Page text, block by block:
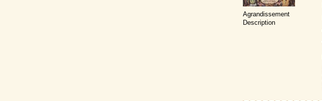
Agrandissement
Description